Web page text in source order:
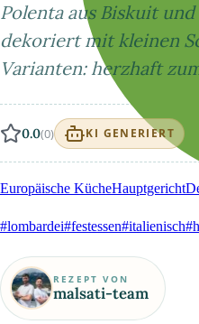
Polenta aus Biskuit
dekoriert mit kleinen
Varianten: herzhaft
0.0(0) KI GENERIERT
Europäische KücheHauptgericht
#lombardei#festessen#italienisch
REZEPT VON
malsati-team